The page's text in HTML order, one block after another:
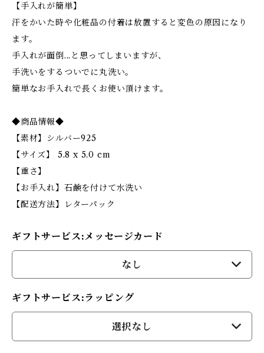
【手入れが簡単】
汗をかいた時や化粧品の付着は放置すると変色の原因になり
ます。
手入れが面倒...と思ってしまいますが、
手洗いをするついでに丸洗い。
簡単なお手入れで長くお使い頂けます。
◆商品情報◆
【素材】シルバー925
【サイズ】 5.8 x 5.0 cm
【重さ】
【お手入れ】石鹸を付けて水洗い
【配送方法】レターパック
ギフトサービス:メッセージカード
なし
ギフトサービス:ラッピング
選択なし